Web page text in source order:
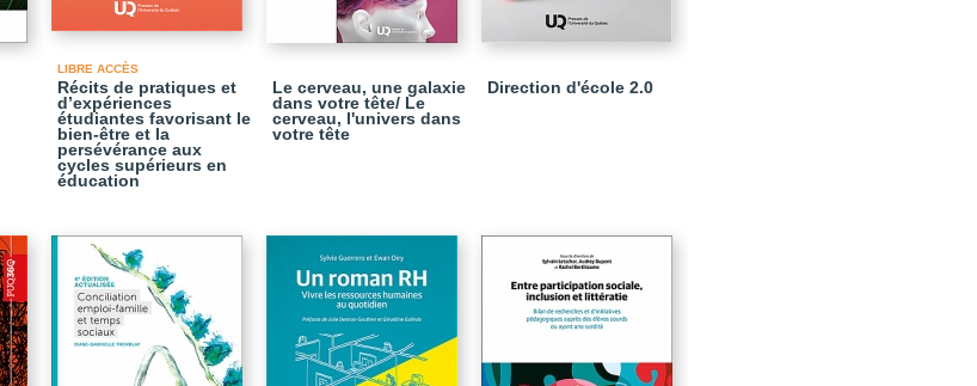
LIBRE ACCÈS
Récits de pratiques et
d’expériences
étudiantes favorisant le
bien-être et la
persévérance aux
cycles supérieurs en
éducation
Le cerveau, une galaxie
dans votre tête/ Le
cerveau, l'univers dans
votre tête
Direction d'école 2.0